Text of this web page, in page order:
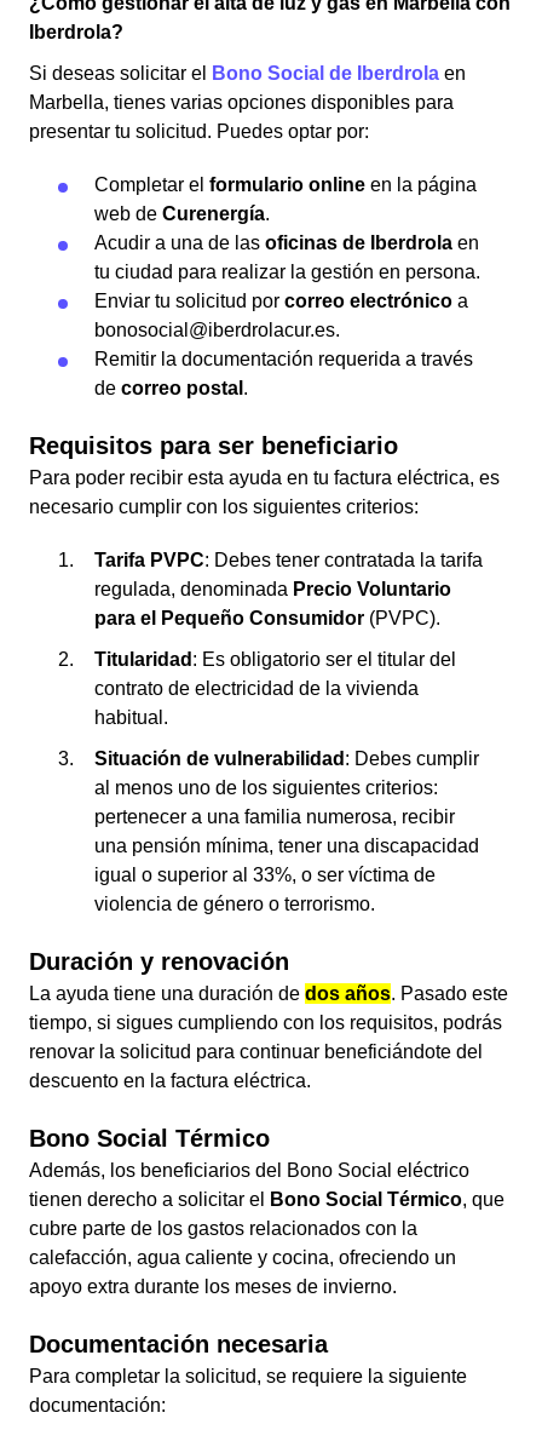
Iberdrola?
Si deseas solicitar el
Bono Social de Iberdrola en
Marbella, tienes varias opciones disponibles para
presentar tu solicitud. Puedes optar por:
Completar el formulario online en la página
web de Curenergía.
Acudir a una de las oficinas de Iberdrola en
tu ciudad para realizar la gestión en persona.
Enviar tu solicitud por correo electrónico a
bonosocial@iberdrolacur.es.
Remitir la documentación requerida a través
de correo postal .
Requisitos para ser beneficiario
Para poder recibir esta ayuda en tu factura eléctrica, es
necesario cumplir con los siguientes criterios:
Tarifa PVPC: Debes tener contratada la tarifa
regulada, denominada Precio Voluntario
para el Pequeño Consumidor (PVPC).
Titularidad : Es obligatorio ser el titular del
contrato de electricidad de la vivienda
habitual.
Situación de vulnerabilidad : Debes cumplir
al menos uno de los siguientes criterios:
pertenecer a una familia numerosa, recibir
una pensión mínima, tener una discapacidad
igual o superior al 33%, o ser víctima de
violencia de género o terrorismo.
Duración y renovación
La ayuda tiene una duración de dos años. Pasado este
tiempo, si sigues cumpliendo con los requisitos, podrás
renovar la solicitud para continuar beneficiándote del
descuento en la factura eléctrica.
Bono Social Térmico
Además, los beneficiarios del Bono Social eléctrico
tienen derecho a solicitar el
Bono Social Térmico, que
cubre parte de los gastos relacionados con la
calefacción, agua caliente y cocina, ofreciendo un
apoyo extra durante los meses de invierno.
Documentación necesaria
Para completar la solicitud, se requiere la siguiente
documentación: